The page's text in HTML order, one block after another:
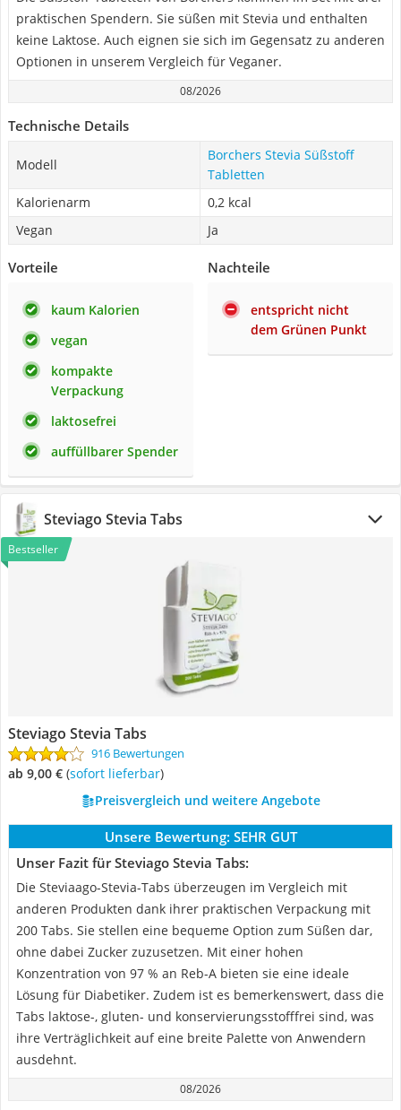
praktischen Spendern. Sie süßen mit Stevia und enthalten
keine Laktose. Auch eignen sie sich im Gegensatz zu anderen
Optionen in unserem Vergleich für Veganer.
08/2026
Technische Details
Modell
Borchers Stevia Süßstoff
Tabletten
Kalorienarm
0,2 kcal
Vegan
Ja
Vorteile
kaum Kalorien
vegan
kompakte
Verpackung
laktosefrei
auffüllbarer Spender
Nachteile
entspricht nicht
dem Grünen Punkt
Steviago Stevia Tabs
Bestseller
Steviago Stevia Tabs
916 Bewertungen
ab 9,00 € ( Sofort lieferbar)
Preisvergleich und weitere Angebote
Unsere Bewertung: SEHR GUT
Unser Fazit für Steviago Stevia Tabs:
Die Steviaago-Stevia-Tabs überzeugen im Vergleich mit
anderen Produkten dank ihrer praktischen Verpackung mit
200 Tabs. Sie stellen eine bequeme Option zum Süßen dar,
ohne dabei Zucker zuzusetzen. Mit einer hohen
Konzentration von 97 % an Reb-A bieten sie eine ideale
Lösung für Diabetiker. Zudem ist es bemerkenswert, dass die
Tabs laktose-, gluten- und konservierungsstofffrei sind, was
ihre Verträglichkeit auf eine breite Palette von Anwendern
ausdehnt.
08/2026